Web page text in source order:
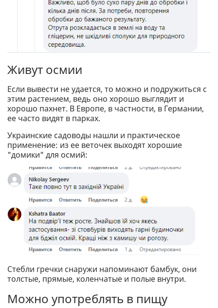
Живут осмии
Если вывести не удается, то можно и подружиться с
этим растением, ведь оно хорошо выглядит и
хорошо пахнет. В Европе, в частности, в Германии,
ее часто видят в парках.
Украинские садоводы нашли и практическое
применение: из ее веточек выходят хорошие
"домики" для осмий:
Стебли гречки снаружи напоминают бамбук, они
толстые, прямые, коленчатые и полые внутри.
Можно употреблять в пищу